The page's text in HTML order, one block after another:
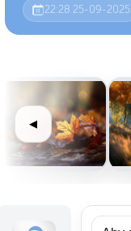
Data dodania
22:28 25-09-2025
◀